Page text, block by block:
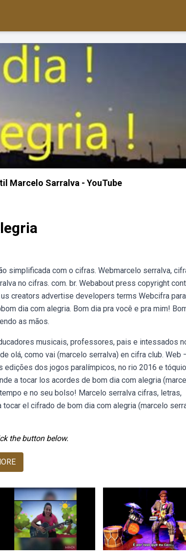
Marcelo Sarralva - YouTube
simplificada com o cifras. Webmarcelo serralva,
no cifras. com. br. Webabout press copyright
creators advertise developers terms Webcifra para
dia com alegria. Bom dia pra você e pra mim!
as mãos.
musicais, professores, pais e intessados
olá, como vai (marcelo serralva) en cifra club. Web
dos jogos paralímpicos, no rio 2016 e tóquio
a tocar los acordes de bom dia com alegria
e no seu bolso! Marcelo serralva cifras, letras,
el cifrado de bom dia com alegria (marcelo
the button below.